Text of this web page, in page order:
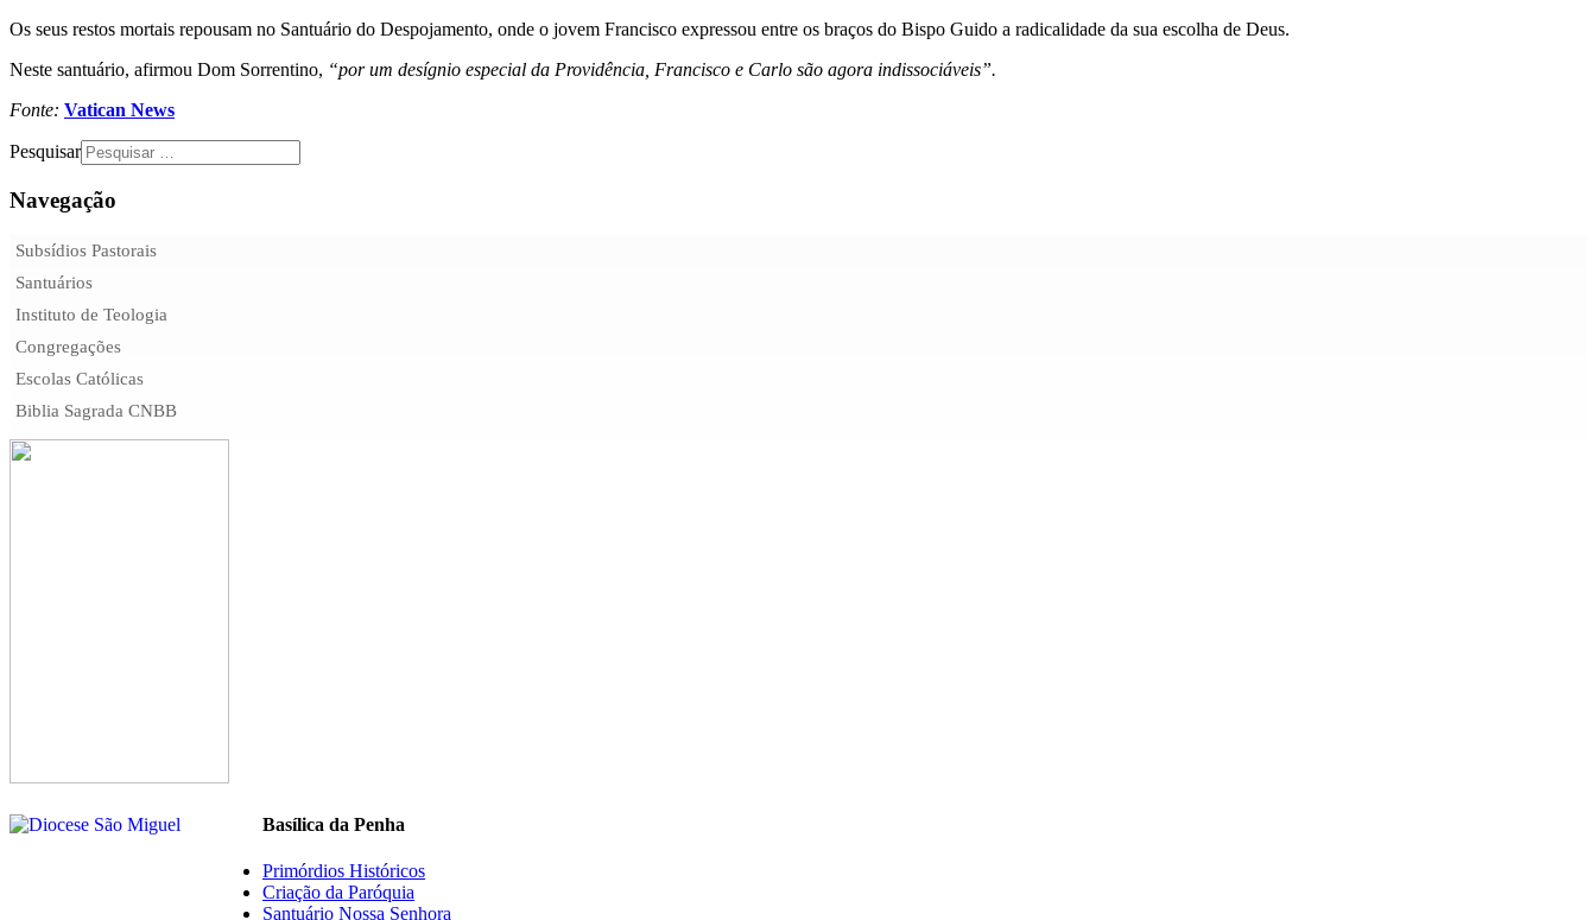
Os seus restos mortais repousam no Santuário do Despojamento, onde o jovem Francisco expressou entre os braços do Bispo Guido a radicalidade da sua escolha de Deus.
Neste santuário, afirmou Dom Sorrentino, “por um desígnio especial da Providência, Francisco e Carlo são agora indissociáveis”.
Fonte: Vatican News
Pesquisar
Navegação
Subsídios Pastorais
Santuários
Instituto de Teologia
Congregações
Escolas Católicas
Biblia Sagrada CNBB
Basílica da Penha
Primórdios Históricos
Criação da Paróquia
Santuário Nossa Senhora